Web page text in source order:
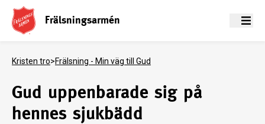
Frälsningsarmén Meny
Kristen tro>Frälsning - Min väg till Gud
Gud uppenbarade sig på
hennes sjukbädd